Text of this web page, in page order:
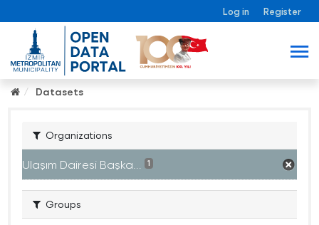
Log in Register
Datasets
Organizations
Ulaşım Dairesi Başka... 1
Groups